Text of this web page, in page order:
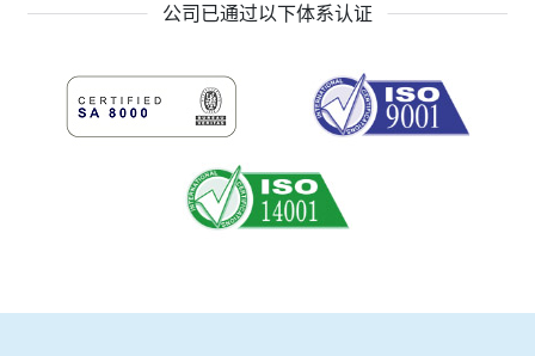
公司已通过以下体系认证